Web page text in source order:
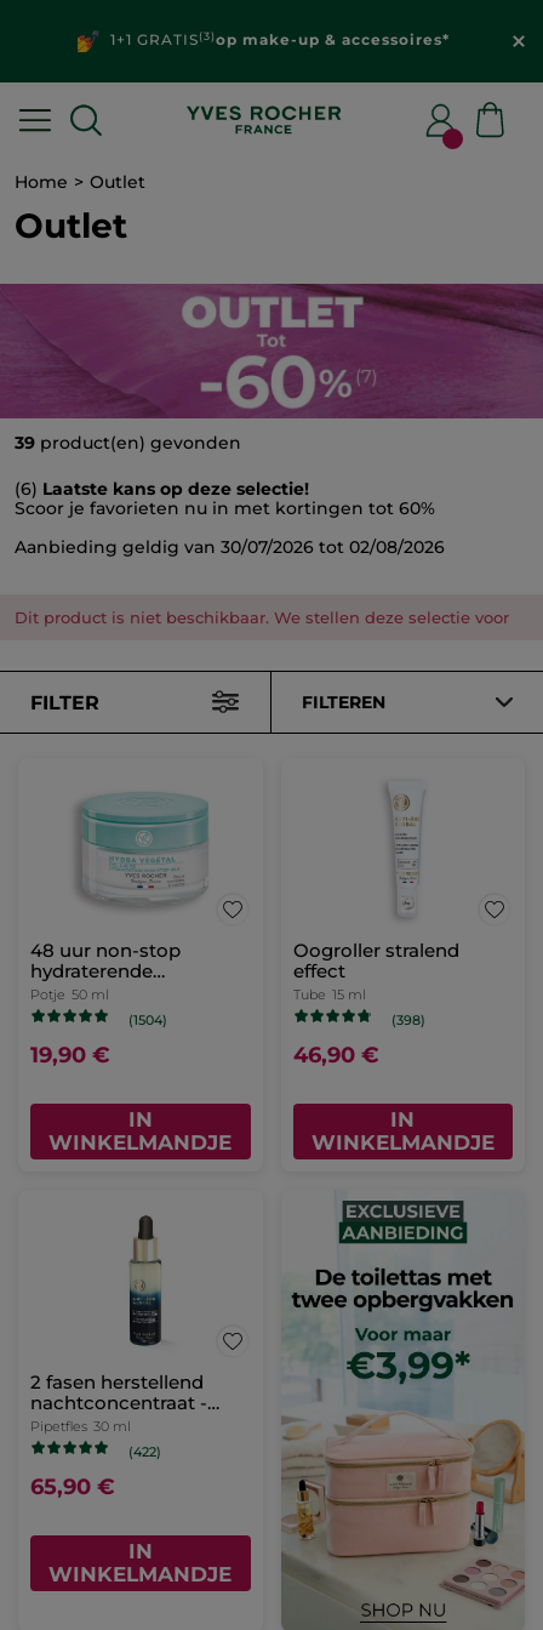
1+1 GRATIS(3)op make-up & accessoires*
Home Outlet
Outlet
39 product(en) gevonden
(6) Laatste kans op deze selectie!
Scoor je favorieten nu in met kortingen tot 60%
Aanbieding geldig van 30/07/2026 tot 02/08/2026
Dit product is niet beschikbaar. We stellen deze selectie voor
FILTER FILTEREN
48 uur non-stop
hydraterende
dagcrème
Potje 50 ml
(1504)
19,90 €
IN
WINKELMANDJE
Oogroller stralend
effect
Tube 15 ml
(398)
46,90 €
IN
WINKELMANDJE
2 fasen herstellend
nachtconcentraat -
Anti-Âge Global
Pipetfles 30 ml
(422)
65,90 €
IN
WINKELMANDJE